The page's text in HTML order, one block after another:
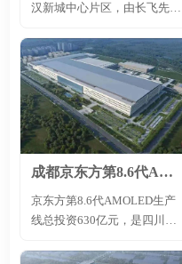
汉新城中心片区，由长飞先进
建设，总投资预计超过200亿
元。项目主要聚焦于第三代半
导体功率器件研发与生产，应
用范围广泛覆盖新能源汽车、
光伏储能、充电桩、电力电网
等领域，致力于打造全智能
化、世界一流的碳化硅器件制
造标杆工厂。项目建成后，将
成为国内最大的碳化硅功率半
导体制造基地。
成都京东方第8.6代AMOLED生产线项目
京东方第8.6代AMOLED生产
线总投资630亿元，是四川省
项目，设计产能每月3.2万片